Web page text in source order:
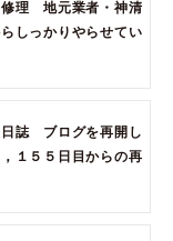
修理 地元業者・神清
しっかりやらせてい
日誌 ブログを再開し
１５５日目からの再